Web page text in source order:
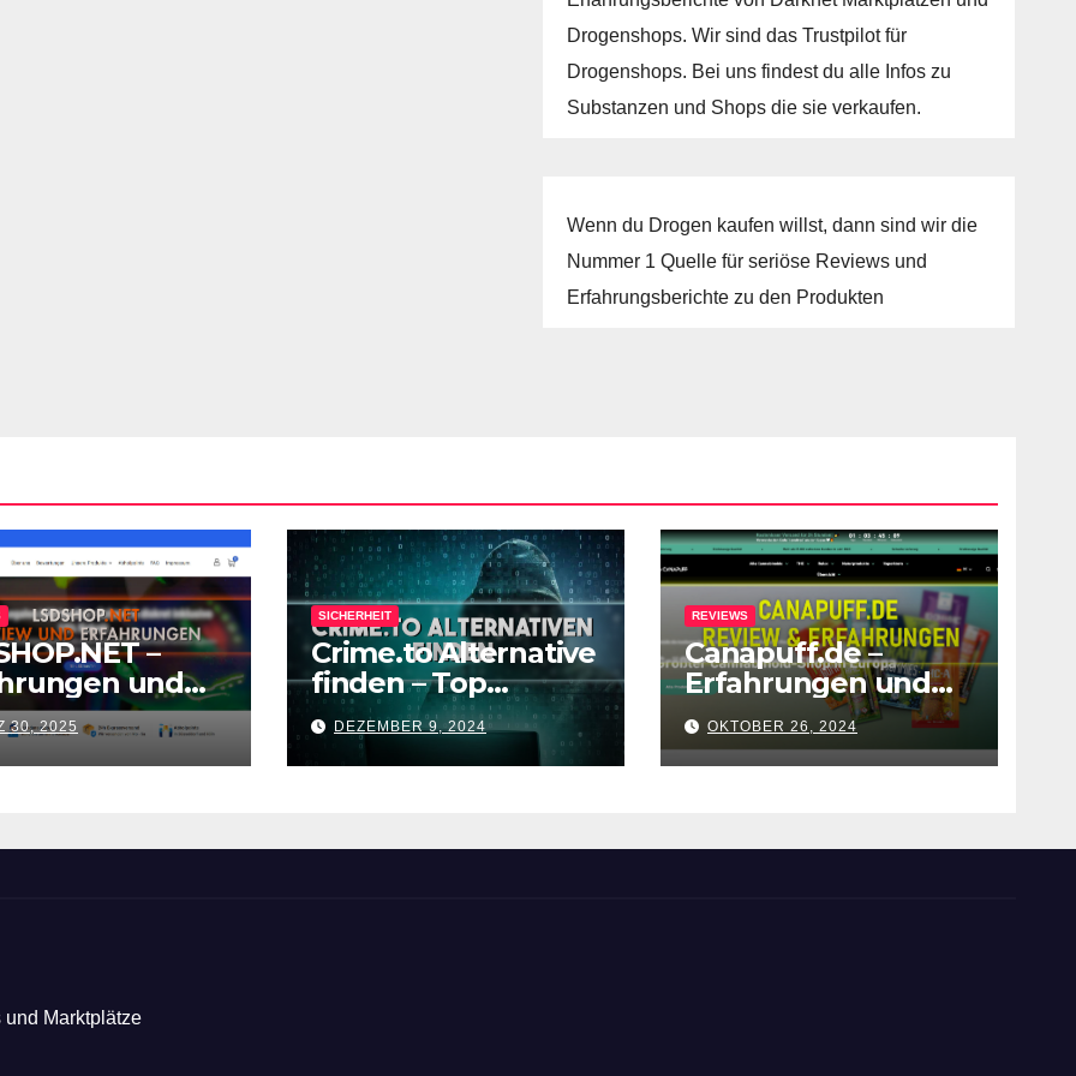
Drogenshops. Wir sind das Trustpilot für
Drogenshops. Bei uns findest du alle Infos zu
Substanzen und Shops die sie verkaufen.
Wenn du Drogen kaufen willst, dann sind wir die
Nummer 1 Quelle für seriöse Reviews und
Erfahrungsberichte zu den Produkten
–
und
zum
Shop
30, 2025
SICHERHEIT
Crime.to Alternative
finden – Top
Crimenetwork
Alternativen nach
Forenabschaltung
DEZEMBER 9, 2024
REVIEWS
Canapuff.de –
Erfahrungen und
Review zum Shop
OKTOBER 26, 2024
und Marktplätze